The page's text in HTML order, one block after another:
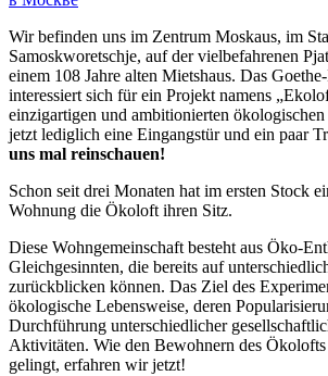
Wir befinden uns im Zentrum Moskaus, im
Samoskworetschje, auf der vielbefahrenen
einem 108 Jahre alten Mietshaus. Das
interessiert sich für ein Projekt namens
einzigartigen und ambitionierten
jetzt lediglich eine Eingangstür und ein paar
uns mal reinschauen!
Schon seit drei Monaten hat im ersten Stock
Wohnung die Ökoloft ihren Sitz.
Diese Wohngemeinschaft besteht aus Öko-
Gleichgesinnten, die bereits auf
zurückblicken können. Das Ziel des
ökologische Lebensweise, deren
Durchführung unterschiedlicher
Aktivitäten. Wie den Bewohnern des
gelingt, erfahren wir jetzt!